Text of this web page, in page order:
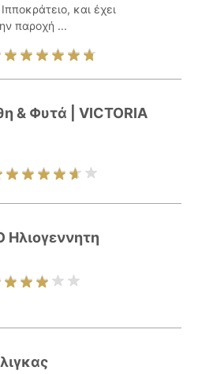
και έχει
παροχή ...
& Φυτά | VICTORIA